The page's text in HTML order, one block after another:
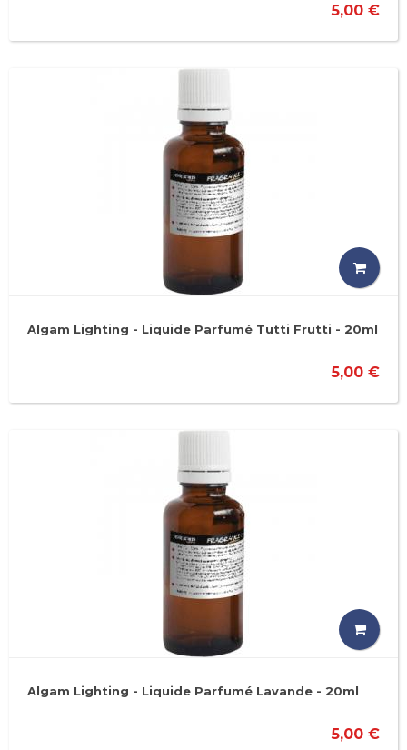
5,00 €
Algam Lighting - Liquide Parfumé Tutti Frutti - 20ml
5,00 €
Algam Lighting - Liquide Parfumé Lavande - 20ml
5,00 €